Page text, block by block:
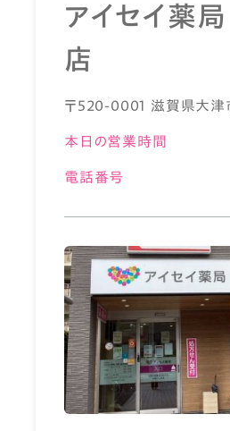
アイセイ薬
店
〒520-0001 滋賀県大津
本日の営業時間
電話番号